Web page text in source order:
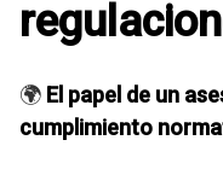
🌍 El papel de un
cumplimiento